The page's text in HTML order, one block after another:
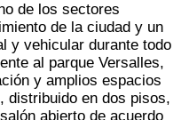
de los sectores
de la ciudad y un
y vehicular durante todo
al parque Versalles,
y amplios espacios
distribuido en dos pisos,
abierto de acuerdo